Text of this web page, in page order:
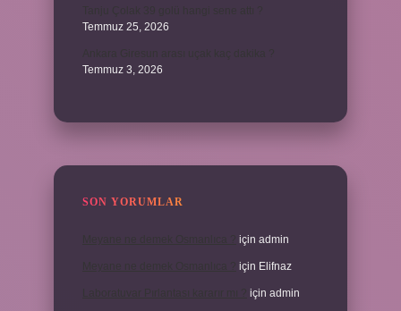
Temmuz 25, 2026
Temmuz 3, 2026
SON YORUMLAR
için admin
için Elifnaz
için admin